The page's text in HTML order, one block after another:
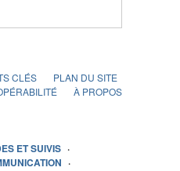
CLÉS
PLAN DU SITE
À PROPOS
ET SUIVIS